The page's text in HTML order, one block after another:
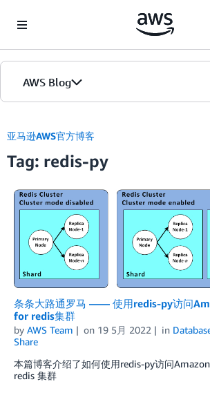
AWS Blog
首页
版本
亚马逊AWS官方博客
Tag: redis-py
条条大路通罗马 —— 使用redis-py访问
for redis集群
by AWS Team on 19 5月 2022 in
Share
本篇博客介绍了如何使用redis-py访问
redis 集群